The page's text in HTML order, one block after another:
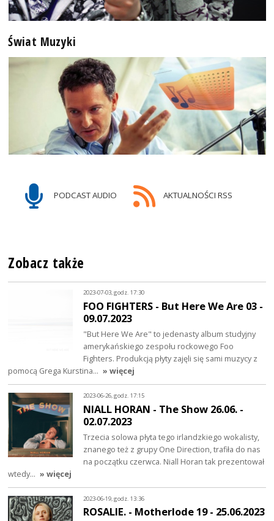
Świat Muzyki
PODCAST AUDIO AKTUALNOŚCI RSS
Zobacz także
2023-07-03, godz. 17:30
FOO FIGHTERS - But Here We Are 03 -
09.07.2023
"But Here We Are" to jedenasty album studyjny
amerykańskiego zespołu rockowego Foo
Fighters. Produkcją płyty zajęli się sami muzycy z
pomocą Grega Kurstina… » więcej
2023-06-26, godz. 17:15
NIALL HORAN - The Show 26.06. -
02.07.2023
Trzecia solowa płyta tego irlandzkiego wokalisty,
znanego też z grupy One Direction, trafiła do nas
na początku czerwca. Niall Horan tak prezentował
wtedy… » więcej
2023-06-19, godz. 13:36
ROSALIE. - Motherlode 19 - 25.06.2023